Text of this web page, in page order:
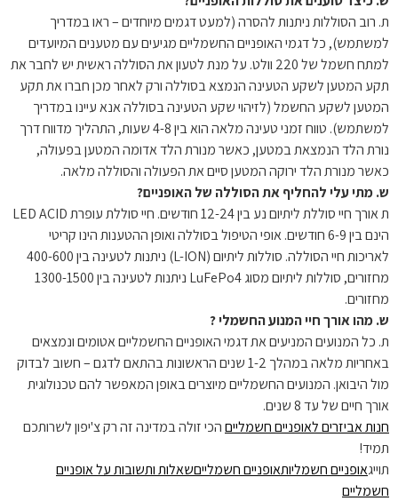
ת. רוב הסוללות ניתנות להסרה (למעט דגמים מיוחדים – ראו במדריך
למשתמש), כל דגמי האופניים החשמליים מגיעים עם מטענים המיועדים
למתח חשמל של 220 וולט. על מנת לטעון את הסוללה ראשית יש לחבר את
תקע המטען לשקע הטעינה הנמצא בסוללה ורק לאחר מכן חברו את תקע
המטען לשקע החשמל (לזיהוי שקע הטעינה בסוללה אנא עיינו במדריך
למשתמש). טווח זמני טעינה מלאה הוא בין 4-8 שעות, התהליך מדווח דרך
נורת הלד הנמצאת במטען, כאשר מנורת הלד אדומה המטען בפעולה,
כאשר מנורת הלד ירוקה המטען סיים את הפעולה והסוללה מלאה.
ש. מתי עלי להחליף את הסוללה של האופניים?
ת אורך חיי סוללת ליתיום נע בין 12-24 חודשים. חיי סוללת עופרת LED ACID
הינם בין 6-9 חודשים. אופי הטיפול בסוללה ואופן ההטענות הינו קריטי
לאריכות חיי הסוללה. סוללות ליתיום (L-ION) ניתנות לטעינה בין 400-600
מחזורים, סוללות ליתיום מסוג LuFePo4 ניתנות לטעינה בין 1300-1500
מחזורים.
ש. מהו אורך חיי המנוע החשמלי ?
ת. כל המנועים המניעים את דגמי האופניים החשמליים אטומים ונמצאים
באחריות מלאה במהלך 1-2 שנים הראשונות בהתאם לדגם – חשוב לבדוק
מול היבואן. המנועים החשמליים מיוצרים באופן המאפשר להם טכנולוגית
אורך חיים של עד 8 שנים.
חנות אביזרים לאופניים חשמלייםהכי זולה במדינה זה רק צ'יפון לשרותכם
תמיד!
תוייגאופניים חשמליותאופניים חשמלייםשאלות ותשובות על אופניים
חשמליים